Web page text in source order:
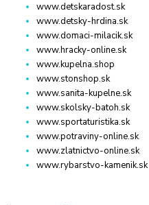
www.detskaradost.sk
www.detsky-hrdina.sk
www.domaci-milacik.sk
www.hracky-online.sk
www.kupelna.shop
www.stonshop.sk
www.sanita-kupelne.sk
www.skolsky-batoh.sk
www.sportaturistika.sk
www.potraviny-online.sk
www.zlatnictvo-online.sk
www.rybarstvo-kamenik.sk